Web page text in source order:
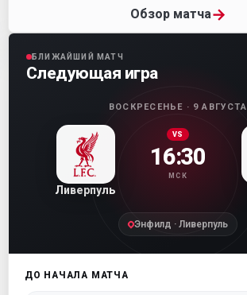
Обзор матча→
БЛИЖАЙШИЙ МАТЧ
Следующая игра
ВОСКРЕСЕНЬЕ · 9 АВГУСТА
Ливерпуль
VS
16:30
МСК
Энфилд · Ливерпуль
ДО НАЧАЛА МАТЧА